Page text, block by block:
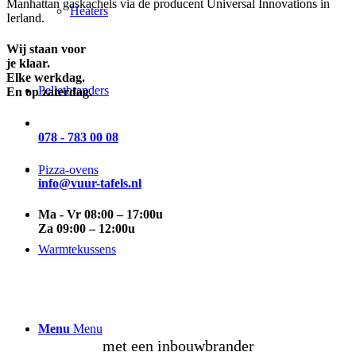
Heaters
Pelletbranders
Pizza-ovens
Warmtekussens
Menu Menu
Manhattan gaskachels via de producent Universal Innovations in
Ierland.
Wij staan voor
je klaar.
Elke werkdag.
En op zaterdag.
078 - 783 00 08
info@vuur-tafels.nl
Ma - Vr 08:00 – 17:00u
Za 09:00 – 12:00u
met een inbouwbrander